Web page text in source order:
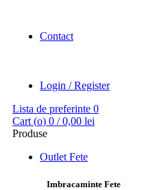
Contact
Login / Register
Lista de preferinte 0
Cart (o) 0 / 0,00 lei
Produse
Outlet Fete
Imbracaminte Fete